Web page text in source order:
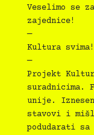
Veselimo se
zajednice!
—
Kultura svima!
—
Projekt
suradnicima.
unije.
stavovi i
podudarati